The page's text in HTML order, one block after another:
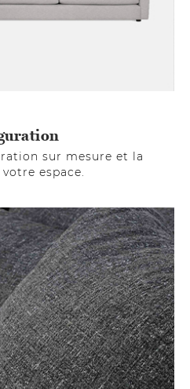
sur mesure et la
espace.